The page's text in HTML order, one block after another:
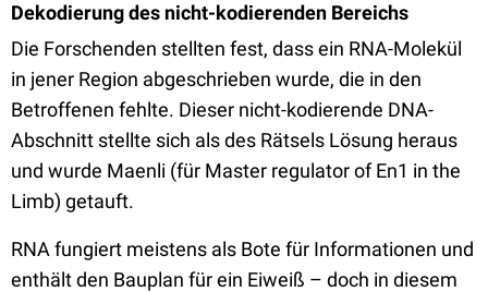
Dekodierung des nicht-kodierenden Bereichs
Die Forschenden stellten fest, dass ein RNA-Molekül
in jener Region abgeschrieben wurde, die in den
Betroffenen fehlte. Dieser nicht-kodierende DNA-
Abschnitt stellte sich als des Rätsels Lösung heraus
und wurde Maenli (für Master regulator of En1 in the
Limb) getauft.
RNA fungiert meistens als Bote für Informationen und
enthält den Bauplan für ein Eiweiß – doch in diesem